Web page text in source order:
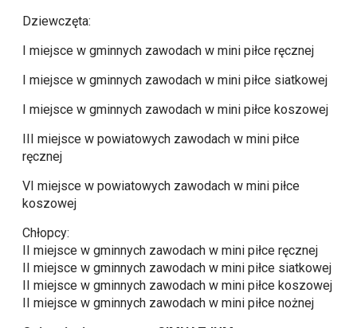
Dziewczęta:
I miejsce w gminnych zawodach w mini piłce ręcznej
I miejsce w gminnych zawodach w mini piłce siatkowej
I miejsce w gminnych zawodach w mini piłce koszowej
III miejsce w powiatowych zawodach w mini piłce
ręcznej
VI miejsce w powiatowych zawodach w mini piłce
koszowej
Chłopcy:
II miejsce w gminnych zawodach w mini piłce ręcznej
II miejsce w gminnych zawodach w mini piłce siatkowej
II miejsce w gminnych zawodach w mini piłce koszowej
II miejsce w gminnych zawodach w mini piłce nożnej